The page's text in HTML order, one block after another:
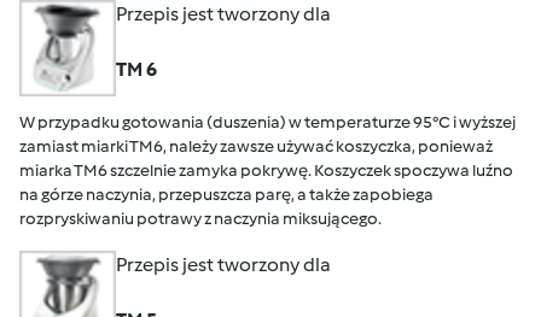
Przepis jest tworzony dla
TM 6
W przypadku gotowania (duszenia) w temperaturze 95°C i wyższej
zamiast miarki TM6, należy zawsze używać koszyczka, ponieważ
miarka TM6 szczelnie zamyka pokrywę. Koszyczek spoczywa luźno
na górze naczynia, przepuszcza parę, a także zapobiega
rozpryskiwaniu potrawy z naczynia miksującego.
Przepis jest tworzony dla